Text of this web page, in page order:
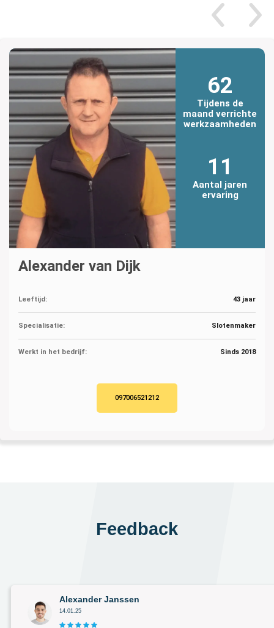
62
Tijdens de
maand verrichte
werkzaamheden
11
Aantal jaren
ervaring
Alexander van Dijk
Leeftijd: 43 jaar
Specialisatie: Slotenmaker
Werkt in het bedrijf: Sinds 2018
097006521212
Feedback
Alexander Janssen
14.01.25